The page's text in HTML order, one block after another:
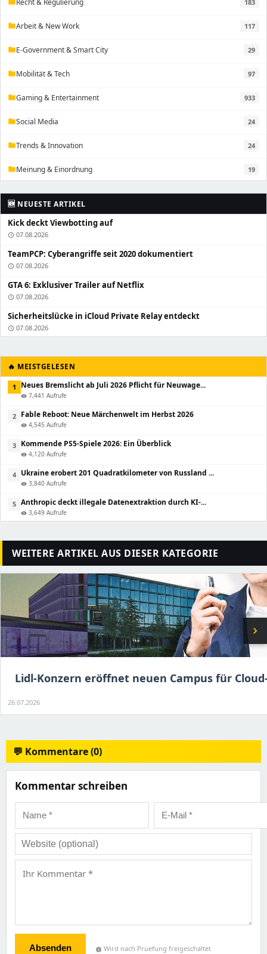
183
folderArbeit & New Work 117
folderE-Government & Smart City 29
folderMobilität & Tech 97
folderGaming & Entertainment 933
folderSocial Media 24
folderTrends & Innovation 24
folderMeinung & Einordnung 19
🆕 NEUESTE ARTIKEL
Kick deckt Viewbotting auf
schedule 07.08.2026
TeamPCP: Cyberangriffe seit 2020 dokumentiert
schedule 07.08.2026
GTA 6: Exklusiver Trailer auf Netflix
schedule 07.08.2026
Sicherheitslücke in iCloud Private Relay entdeckt
schedule 07.08.2026
🔥 MEISTGELESEN
1 Neues Bremslicht ab Juli 2026 Pflicht für Neuwage...
visibility 7,441 Aufrufe
2 Fable Reboot: Neue Märchenwelt im Herbst 2026
visibility 4,545 Aufrufe
3 Kommende PS5-Spiele 2026: Ein Überblick
visibility 4,120 Aufrufe
4 Ukraine erobert 201 Quadratkilometer von Russland ...
visibility 3,840 Aufrufe
5 Anthropic deckt illegale Datenextraktion durch KI-...
visibility 3,649 Aufrufe
WEITERE ARTIKEL AUS DIESER KATEGORIE
chevron_right
Lidl-Konzern eröffnet neuen Campus für
26.07.2026
💬 Kommentare (0)
Kommentar schreiben
Absenden info Wird nach Pruefung freigeschaltet